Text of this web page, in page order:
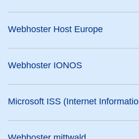
Webhoster Host Europe
Webhoster IONOS
Microsoft ISS (Internet